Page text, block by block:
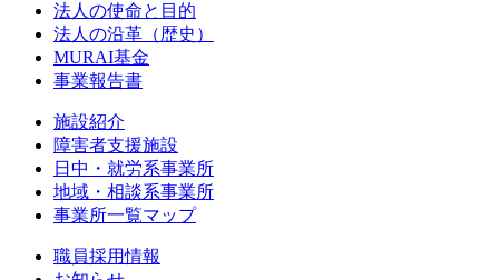
法人の使命と目的
法人の沿革（歴史）
MURAI基金
事業報告書
施設紹介
障害者支援施設
日中・就労系事業所
地域・相談系事業所
事業所一覧マップ
職員採用情報